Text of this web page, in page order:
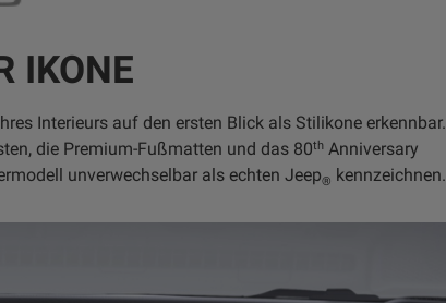
IKONE
Interieurs auf den ersten Blick als Stilikone erkennbar.
die Premium-Fußmatten und das 80thAnniversary
unverwechselbar als echten Jeep® kennzeichnen.